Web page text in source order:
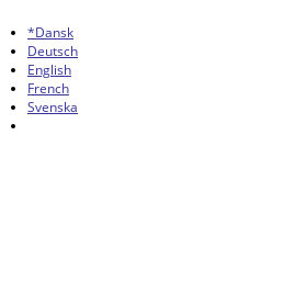
*Dansk
Deutsch
English
French
Svenska